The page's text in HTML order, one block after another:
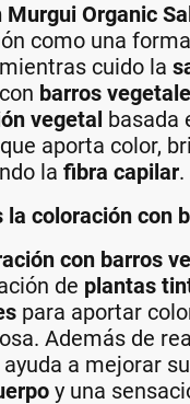
Murgui Organic
como una
cuido la
barros
vegetal basada
que aporta color,
la fibra capilar.
la coloración con
con barros
de plantas
para aportar
Además de
ayuda a mejorar
y una